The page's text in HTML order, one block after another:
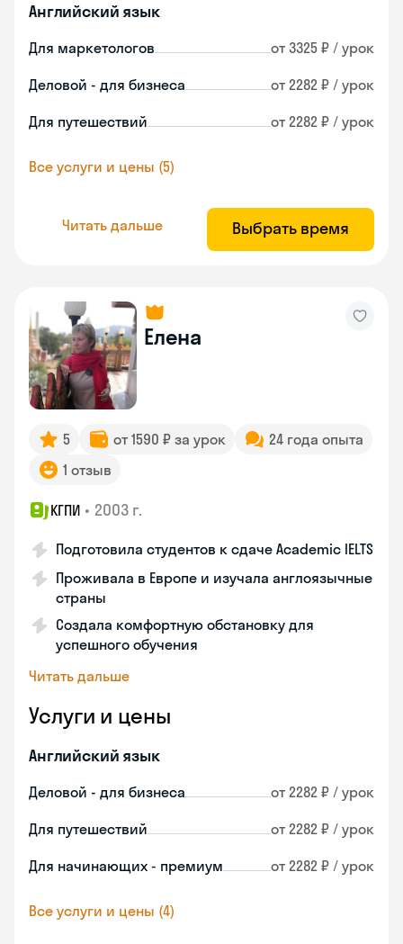
Английский язык
Для маркетологов от 3325 ₽ / урок
Деловой - для бизнеса от 2282 ₽ / урок
Для путешествий от 2282 ₽ / урок
Все услуги и цены (5)
Читать дальше Выбрать время
Елена
5 от 1590 ₽ за урок
24 года опыта
1 отзыв
КГПИ • 2003 г.
Подготовила студентов к сдаче Academic IELTS
Проживала в Европе и изучала англоязычные
страны
Создала комфортную обстановку для
успешного обучения
Читать дальше
Услуги и цены
Английский язык
Деловой - для бизнеса от 2282 ₽ / урок
Для путешествий от 2282 ₽ / урок
Для начинающих - премиум от 2282 ₽ / урок
Все услуги и цены (4)